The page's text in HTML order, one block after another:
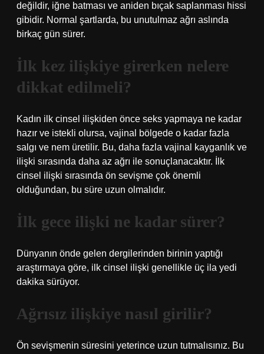
değildir, iğne batması ve aniden bıçak saplanması hissi
gibidir. Normal şartlarda, bu unutulmaz ağrı aslında
birkaç gün sürer.
İlk kez ilişkiye girerken nelere
dikkat edilmeli?
Kadın ilk cinsel ilişkiden önce seks yapmaya ne kadar
hazır ve istekli olursa, vajinal bölgede o kadar fazla
salgı ve nem üretilir. Bu, daha fazla vajinal kayganlık ve
ilişki sırasında daha az ağrı ile sonuçlanacaktır. İlk
cinsel ilişki sırasında ön sevişme çok önemli
olduğundan, bu süre uzun olmalıdır.
İlk gece ilişki ne kadar sürer?
Dünyanın önde gelen dergilerinden birinin yaptığı
araştırmaya göre, ilk cinsel ilişki genellikle üç ila yedi
dakika sürüyor.
Ağrısız ilişkiye nasıl girilir?
Ön sevişmenin süresini yeterince uzun tutmalısınız. Bu